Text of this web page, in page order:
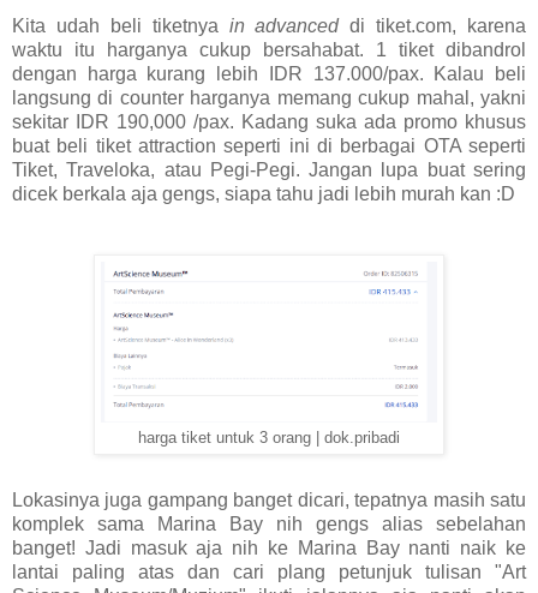
Kita udah beli tiketnya in advanceddi tiket.com, karena
waktu itu harganya cukup bersahabat. 1 tiket dibandrol
dengan harga kurang lebih IDR 137.000/pax. Kalau beli
langsung di counter harganya memang cukup mahal, yakni
sekitar IDR 190,000 /pax. Kadang suka ada promo khusus
buat beli tiket attraction seperti ini di berbagai OTA seperti
Tiket, Traveloka, atau Pegi-Pegi. Jangan lupa buat sering
dicek berkala aja gengs, siapa tahu jadi lebih murah kan :D
harga tiket untuk 3 orang | dok.pribadi
Lokasinya juga gampang banget dicari, tepatnya masih satu
komplek sama Marina Bay nih gengs alias sebelahan
banget! Jadi masuk aja nih ke Marina Bay nanti naik ke
lantai paling atas dan cari plang petunjuk tulisan "Art